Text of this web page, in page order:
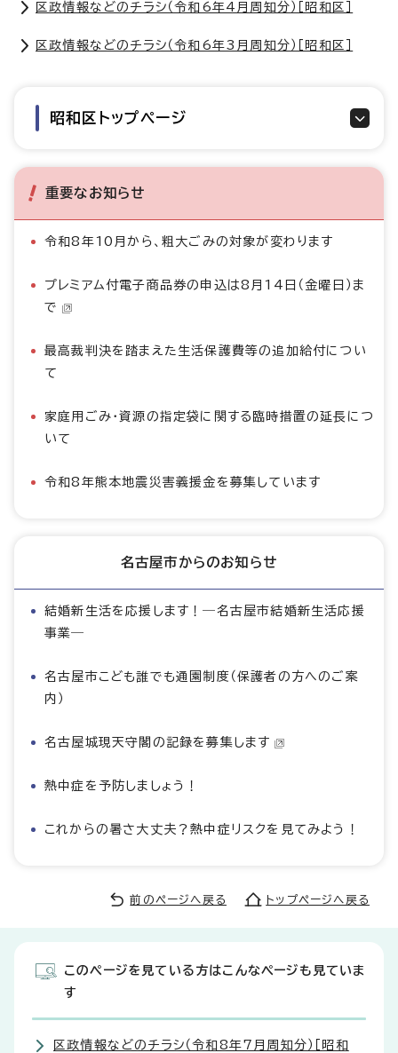
区政情報などのチラシ（令和6年4月周知分）［昭和区］
区政情報などのチラシ（令和6年3月周知分）［昭和区］
昭和区トップページ
重要なお知らせ
令和8年10月から、粗大ごみの対象が変わります
プレミアム付電子商品券の申込は8月14日（金曜日）ま
で
最高裁判決を踏まえた生活保護費等の追加給付につい
て
家庭用ごみ・資源の指定袋に関する臨時措置の延長につ
いて
令和8年熊本地震災害義援金を募集しています
名古屋市からのお知らせ
結婚新生活を応援します！―名古屋市結婚新生活応援
事業―
名古屋市こども誰でも通園制度（保護者の方へのご案
内）
名古屋城現天守閣の記録を募集します
熱中症を予防しましょう！
これからの暑さ大丈夫？熱中症リスクを見てみよう！
前のページへ戻る トップページへ戻る
このページを見ている方はこんなページも見ていま
す
区政情報などのチラシ（令和8年7月周知分）［昭和